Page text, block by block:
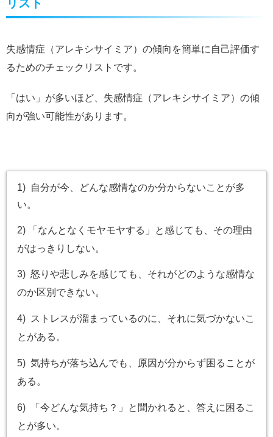
リスト
失感情症（アレキシサイミア）の傾向を簡単に自己評価す
るためのチェックリストです。
「はい」が多いほど、失感情症（アレキシサイミア）の傾
向が強い可能性があります。
1) 自分が今、どんな感情なのか分からないことが多
い。
2) 「なんとなくモヤモヤする」と感じても、その理由
がはっきりしない。
3) 怒りや悲しみを感じても、それがどのような感情な
のか区別できない。
4) ストレスが溜まっているのに、それに気づかないこ
とがある。
5) 気持ちが落ち込んでも、原因が分からず困ることが
ある。
6) 「今どんな気持ち？」と聞かれると、答えに困るこ
とが多い。